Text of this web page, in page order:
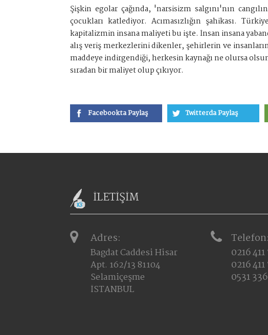
Şişkin egolar çağında, 'narsisizm salgını'nın
çocukları katlediyor. Acımasızlığın şahikası.
kapitalizmin insana maliyeti bu işte. İnsan insana
alış veriş merkezlerini dikenler, şehirlerin ve
maddeye indirgendiği, herkesin kaynağı ne olursa
sıradan bir maliyet olup çıkıyor.
Facebookta Paylaş Twitterda Paylaş
İLETİŞİM
Adres:
Bagdat Caddesi Hisar
Apt. 162/13 81104
Selamiçeşme
İSTANBUL
Telefon:
0216 411
0216 411
0531